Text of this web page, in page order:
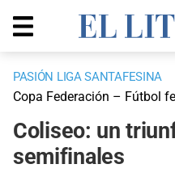
PASIÓN LIGA SANTAFESINA
Copa Federación – Fútbol
Coliseo: un
semifinales